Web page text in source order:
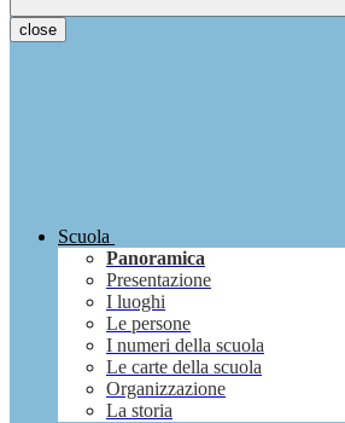
close
Scuola
Panoramica
Presentazione
I luoghi
Le persone
I numeri della scuola
Le carte della scuola
Organizzazione
La storia